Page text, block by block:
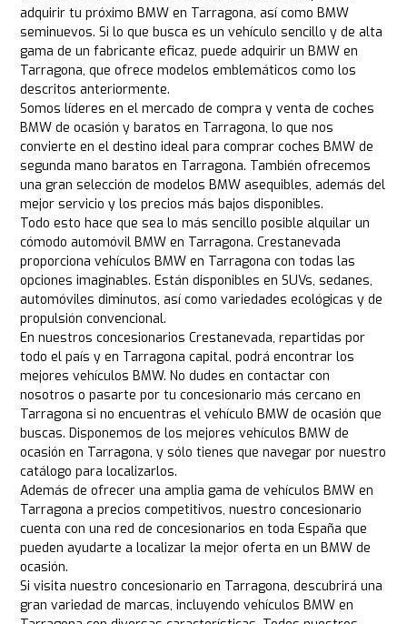
adquirir tu próximo BMW en Tarragona, así como BMW
seminuevos. Si lo que busca es un vehículo sencillo y de alta
gama de un fabricante eficaz, puede adquirir un BMW en
Tarragona, que ofrece modelos emblemáticos como los
descritos anteriormente.
Somos líderes en el mercado de compra y venta de coches
BMW de ocasión y baratos en Tarragona, lo que nos
convierte en el destino ideal para comprar coches BMW de
segunda mano baratos en Tarragona. También ofrecemos
una gran selección de modelos BMW asequibles, además del
mejor servicio y los precios más bajos disponibles.
Todo esto hace que sea lo más sencillo posible alquilar un
cómodo automóvil BMW en Tarragona. Crestanevada
proporciona vehículos BMW en Tarragona con todas las
opciones imaginables. Están disponibles en SUVs, sedanes,
automóviles diminutos, así como variedades ecológicas y de
propulsión convencional.
En nuestros concesionarios Crestanevada, repartidas por
todo el país y en Tarragona capital, podrá encontrar los
mejores vehículos BMW. No dudes en contactar con
nosotros o pasarte por tu concesionario más cercano en
Tarragona si no encuentras el vehículo BMW de ocasión que
buscas. Disponemos de los mejores vehículos BMW de
ocasión en Tarragona, y sólo tienes que navegar por nuestro
catálogo para localizarlos.
Además de ofrecer una amplia gama de vehículos BMW en
Tarragona a precios competitivos, nuestro concesionario
cuenta con una red de concesionarios en toda España que
pueden ayudarte a localizar la mejor oferta en un BMW de
ocasión.
Si visita nuestro concesionario en Tarragona, descubrirá una
gran variedad de marcas, incluyendo vehículos BMW en